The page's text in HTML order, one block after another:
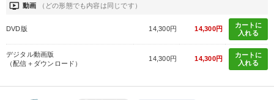
ondemand_video 動画 （どの形態でも内容は同じです）
DVD版 14,300円 14,300円
カートに
入れる
デジタル動画版
（配信＋ダウンロード）
14,300円 14,300円
カートに
入れる